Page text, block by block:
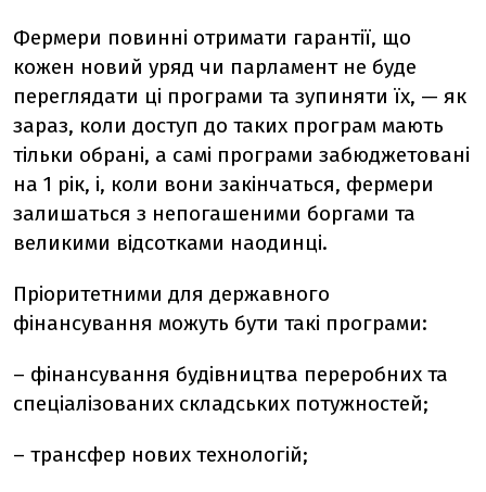
Фермери повинні отримати гарантії, що
кожен новий уряд чи парламент не буде
переглядати ці програми та зупиняти їх, — як
зараз, коли доступ до таких програм мають
тільки обрані, а самі програми забюджетовані
на 1 рік, і, коли вони закінчаться, фермери
залишаться з непогашеними боргами та
великими відсотками наодинці.
Пріоритетними для державного
фінансування можуть бути такі програми:
– фінансування будівництва переробних та
спеціалізованих складських потужностей;
– трансфер нових технологій;